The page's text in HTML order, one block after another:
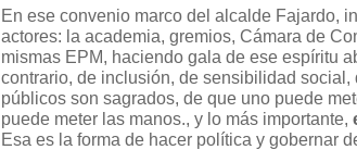
En ese convenio marco del alcalde Fajardo,
actores: la academia, gremios, Cámara de
mismas EPM, haciendo gala de ese espíritu
contrario, de inclusión, de sensibilidad
públicos son sagrados, de que uno puede
puede meter las manos., y lo más importante,
Esa es la forma de hacer política y gobernar